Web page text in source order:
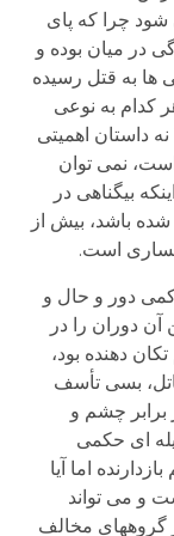
شود چرا که پای
در میان بوده و
ها به قتل رسیده
کدام به نوعی
داستان اهمیتی
است، نمی توان
بیگناهی در
باشد، بیش از
است.
دور و حال و
دوران را در
دهنده بود،
بسی تأسف
چشم و
ای حکمی
اما آیا
و می تواند
گروههای مخالف